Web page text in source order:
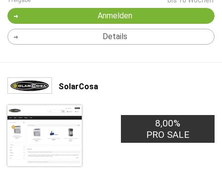
Anmelden
Details
SolarCosa
8,00%
PRO SALE